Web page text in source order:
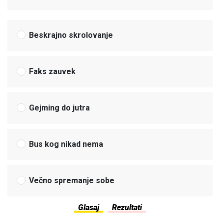
Beskrajno skrolovanje
Faks zauvek
Gejming do jutra
Bus kog nikad nema
Večno spremanje sobe